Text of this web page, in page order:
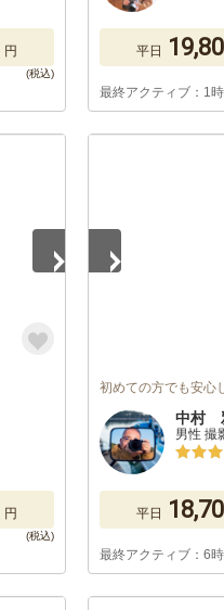
円 平日
最終アクティブ：1
円
初めての方でも安心
中村
男性 撮
平日
最終アクティブ：6